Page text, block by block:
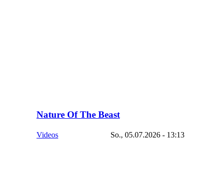
Nature Of The Beast
Videos So., 05.07.2026 - 13:13